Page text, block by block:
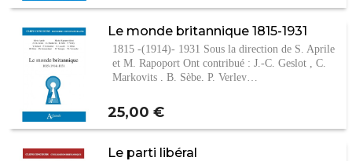
Le monde britannique 1815-1931
1815 -(1914)- 1931 Sous la direction de S. Aprile
et M. Rapoport Ont contribué : J.-C. Geslot , C.
Markovits , B. Sèbe, P. Verley…
Prix
25,00 €
Le parti libéral